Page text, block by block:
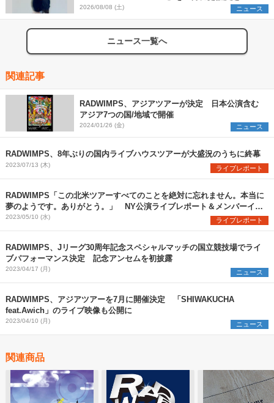
2026/08/08 (土) ニュース
ニュース一覧へ
関連記事
RADWIMPS、アジアツアーが決定 日本公演含む
アジア7つの国/地域で開催
2024/01/26 (金) ニュース
RADWIMPS、8年ぶりの国内ライブハウスツアーが大盛況のうちに終幕
2023/07/13 (木) ライブレポート
RADWIMPS「この北米ツアーすべてのことを絶対に忘れません。本当に
夢のようです。ありがとう。」 NY公演ライブレポート＆メンバーイン
タビューを公開
2023/05/10 (水) ライブレポート
RADWIMPS、Jリーグ30周年記念スペシャルマッチの国立競技場でライ
ブパフォーマンス決定 記念アンセムを初披露
2023/04/17 (月) ニュース
RADWIMPS、アジアツアーを7月に開催決定 「SHIWAKUCHA
feat.Awich」のライブ映像も公開に
2023/04/10 (月) ニュース
関連商品